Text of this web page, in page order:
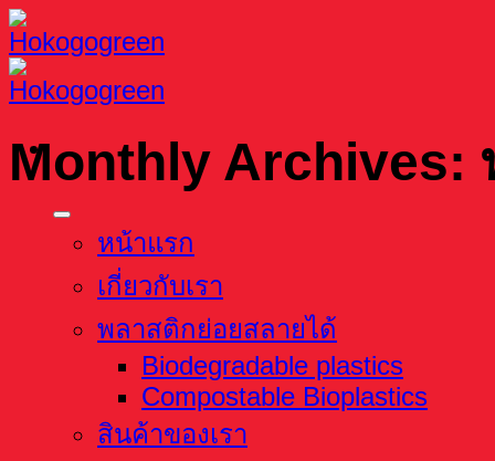
Skip
to
content
หน้าแรก
เกี่ยวกับเรา
พลาสติกย่อยสลายได้
Biodegradable plastics
Compostable Bioplastics
สินค้าของเรา
Monthly Archives: